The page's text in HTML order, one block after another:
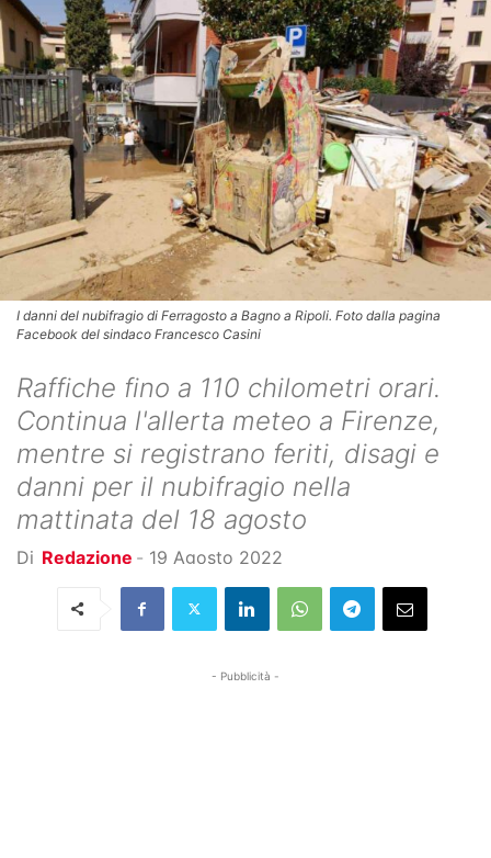
I danni del nubifragio di Ferragosto a Bagno a Ripoli. Foto dalla pagina
Facebook del sindaco Francesco Casini
Raffiche fino a 110 chilometri orari.
Continua l'allerta meteo a Firenze,
mentre si registrano feriti, disagi e
danni per il nubifragio nella
mattinata del 18 agosto
Di Redazione - 19 Agosto 2022
- Pubblicità -